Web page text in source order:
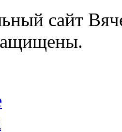
сайт